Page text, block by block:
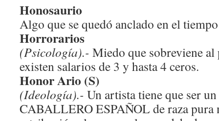
Honosaurio
Algo que se quedó anclado en el
Horrorarios
(Psicología).- Miedo que sobreviene al
existen salarios de 3 y hasta 4 ceros.
Honor Ario (S)
(Ideología).- Un artista tiene que ser
CABALLERO ESPAÑOL de raza pura